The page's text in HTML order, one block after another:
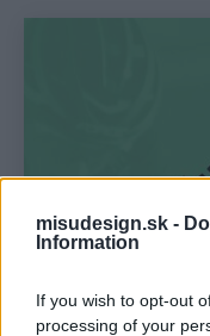
misudesign.sk -
Information
If you wish to opt-out
processing of your